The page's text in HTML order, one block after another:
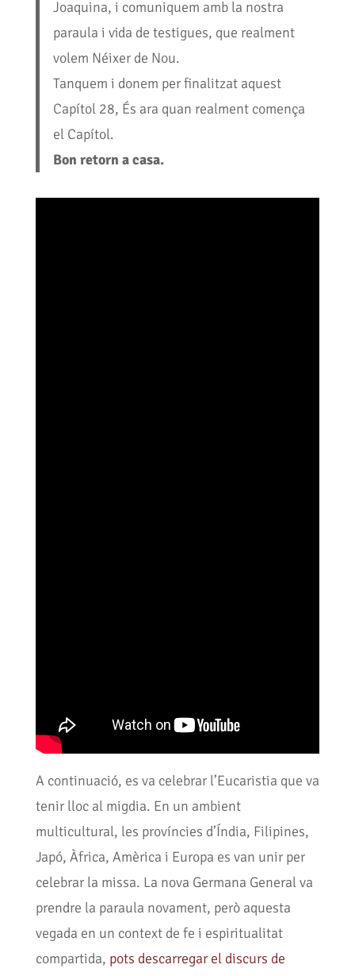
Joaquina, i comuniquem amb la nostra
paraula i vida de testigues, que realment
volem Néixer de Nou.
Tanquem i donem per finalitzat aquest
Capítol 28, És ara quan realment comença
el Capítol.
Bon retorn a casa.
A continuació, es va celebrar l’Eucaristia que va
tenir lloc al migdia. En un ambient
multicultural, les províncies d’Índia, Filipines,
Japó, Àfrica, Amèrica i Europa es van unir per
celebrar la missa. La nova Germana General va
prendre la paraula novament, però aquesta
vegada en un context de fe i espiritualitat
compartida, pots descarregar el discurs de